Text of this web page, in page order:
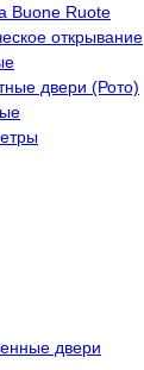
Buone Ruote
открывание
двери (Рото)
двери